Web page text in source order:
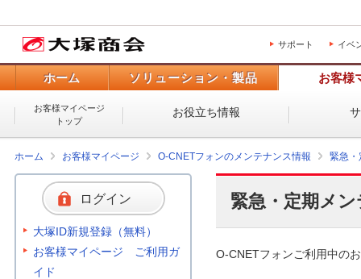
サポート イベ
ホーム ソリューション・製品 お客様
お客様マイページ
トップ
お役立ち情報
ホーム お客様マイページ O-CNETフォンのメンテナンス情報 緊急・
緊急・定期メ
O-CNETフォンご利用中の
ログイン
大塚ID新規登録（無料）
お客様マイページ ご利用ガ
イド